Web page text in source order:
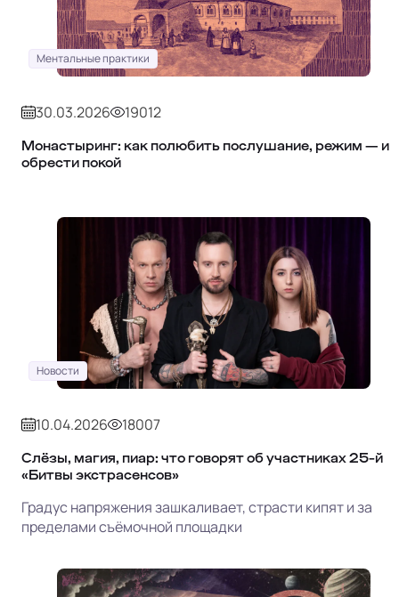
Ментальные практики
30.03.2026 19012
Монастыринг: как полюбить послушание, режим — и
обрести покой
Новости
10.04.2026 18007
Слёзы, магия, пиар: что говорят об участниках 25-й
«Битвы экстрасенсов»
Градус напряжения зашкаливает, страсти кипят и за
пределами съёмочной площадки